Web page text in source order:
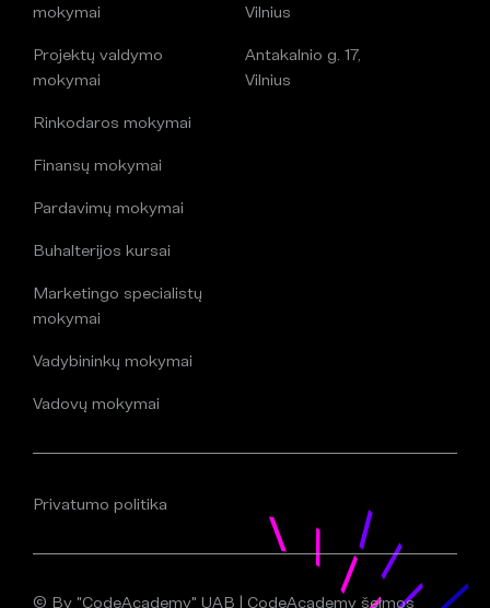
mokymai
Projektų valdymo
mokymai
Rinkodaros mokymai
Finansų mokymai
Pardavimų mokymai
Buhalterijos kursai
Marketingo specialistų
mokymai
Vadybininkų mokymai
Vadovų mokymai
Vilnius
Antakalnio g. 17,
Vilnius
Privatumo politika
© By "CodeAcademy" UAB | CodeAcademy šeimos